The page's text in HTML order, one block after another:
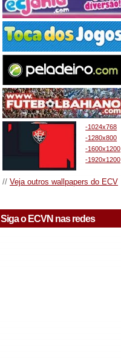
-1024x768
-1280x800
-1600x1200
-1920x1200
// Veja outros wallpapers do ECV
Siga o ECVN nas redes